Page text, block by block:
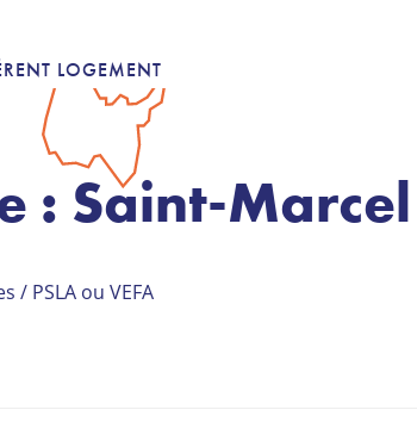
LOGEMENT
: Saint-Marcel
/ PSLA ou VEFA